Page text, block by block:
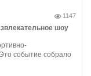
1147
шоу
событие собрало